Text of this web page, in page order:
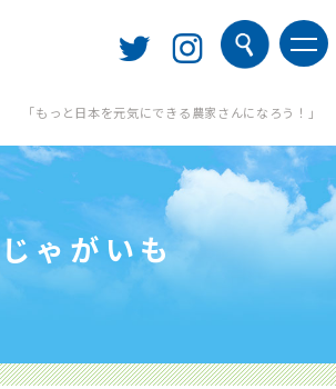
「もっと日本を元気にできる農家さんになろう！」
じゃがいも